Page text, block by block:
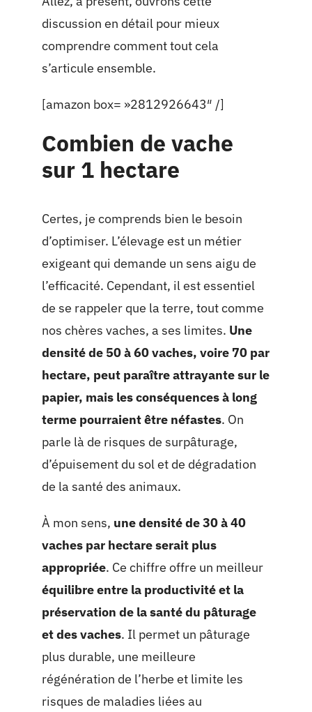
discussion en détail pour mieux
comprendre comment tout cela
s’articule ensemble.
[amazon box= »2812926643″ /]
Combien de vache
sur 1 hectare
Certes, je comprends bien le besoin
d’optimiser. L’élevage est un métier
exigeant qui demande un sens aigu de
l’efficacité. Cependant, il est essentiel
de se rappeler que la terre, tout comme
nos chères vaches, a ses limites. Une
densité de 50 à 60 vaches, voire 70 par
hectare, peut paraître attrayante sur le
papier, mais les conséquences à long
terme pourraient être néfastes. On
parle là de risques de surpâturage,
d’épuisement du sol et de dégradation
de la santé des animaux.
À mon sens, une densité de 30 à 40
vaches par hectare serait plus
appropriée. Ce chiffre offre un meilleur
équilibre entre la productivité et la
préservation de la santé du pâturage
et des vaches. Il permet un pâturage
plus durable, une meilleure
régénération de l’herbe et limite les
risques de maladies liées au